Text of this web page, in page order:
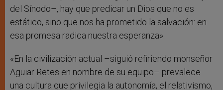
del Sínodo–, hay que predicar un Dios que no es
estático, sino que nos ha prometido la salvación: en
esa promesa radica nuestra esperanza».
«En la civilización actual –siguió refiriendo monseñor
Aguiar Retes en nombre de su equipo– prevalece
una cultura que privilegia la autonomía, el relativismo,